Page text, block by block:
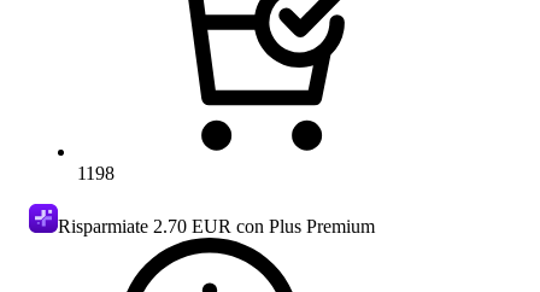
1198
Risparmiate 2.70 EUR con Plus Premium